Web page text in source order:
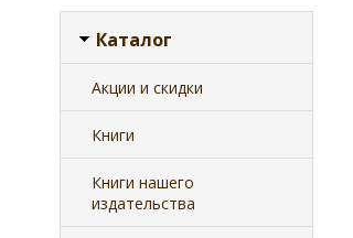
Каталог
Акции и скидки
Книги
Книги нашего
издательства